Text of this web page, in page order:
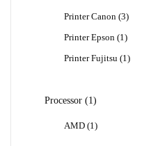
Printer Canon 33
Printer Epson
1 1
Printer Fujitsu
1 1
Processor 11
AMD 1 1